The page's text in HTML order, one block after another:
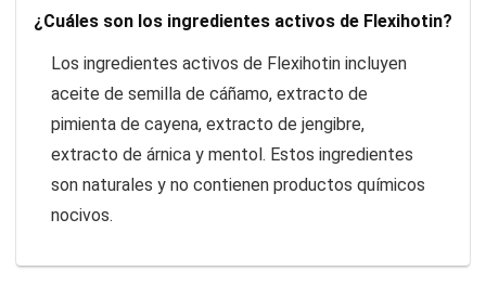
¿Cuáles son los ingredientes activos de Flexihotin?
Los ingredientes activos de Flexihotin incluyen
aceite de semilla de cáñamo, extracto de
pimienta de cayena, extracto de jengibre,
extracto de árnica y mentol. Estos ingredientes
son naturales y no contienen productos químicos
nocivos.